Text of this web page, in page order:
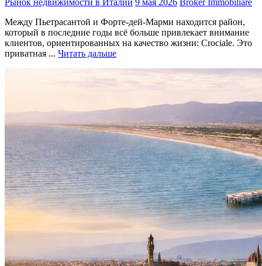
Между Пьетрасантой и Форте-дей-Марми находится район,
который в последние годы всё больше привлекает внимание
клиентов, ориентированных на качество жизни: Crociale. Это
приватная ... Читать дальше